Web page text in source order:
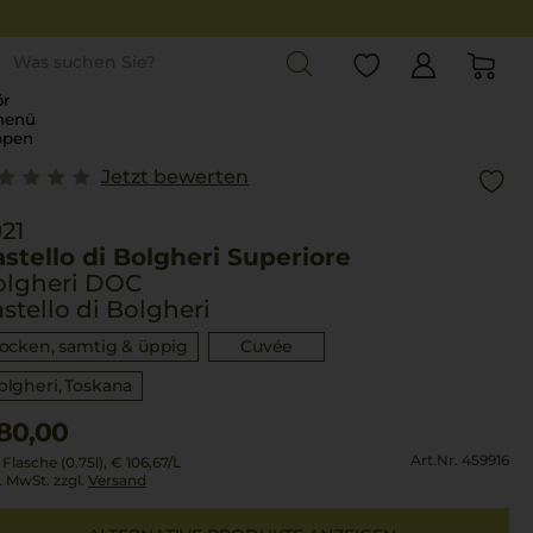
Jetzt bewerten
di Bolgheri Superiore
DOC
di Bolgheri
samtig & üppig
Cuvée
Toskana
(0.75l), € 106,67/L
MwSt. zzgl. Versand
Art.Nr. 459916